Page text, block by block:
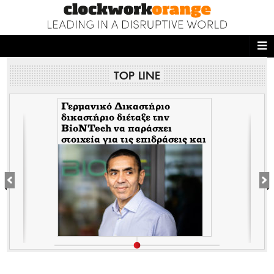
NEWS DESK
THE ONES WHO DO
MAGAZINE
TOP LINE
Γερμανικό Δικαστήριο
δικαστήριο διέταξε την
BioNTech να παράσχει
στοιχεία για τις επιδράσεις και
τις παρενέργειες των παρτίδων
FE6975 και 1D020A